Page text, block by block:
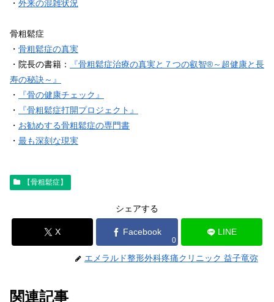
・ 外来の混雑状況
骨粗鬆症
・ 骨粗鬆症の真実
・院長の書籍：
『骨粗鬆症治療の真実と７つの叡智®～超健康と長
寿の秘訣～』
・
『骨の健康チェック』
・
『骨粗鬆症打開プロジェクト』
・ お勧めする骨粗鬆症の専門書
・ 最も深刻な現実
【骨粗鬆症】
シェアする
X Facebook
0
LINE
エメラルド整形外科疼痛クリニック 益子竜弥
関連記事